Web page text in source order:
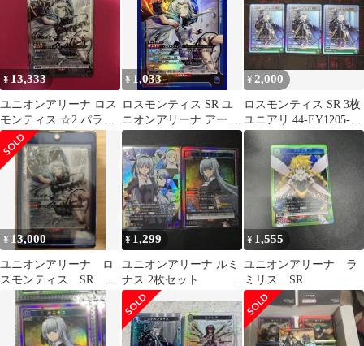
¥ 13,333
ユニオンアリーナ ロス
モンティス ☆2 パラレ
ル
¥ 1,033
ロスモンティス SR ユ
ニオンアリーナ アーク
ナイツ ユニアリ 明日方
舟
¥ 2,000
ロスモンティス SR 3枚
ユニアリ 44-EY1205-
13C
¥ 13,000
ユニオンアリーナ ロ
スモンティス SR 星
¥ 1,299
ユニオンアリーナ ルミ
ナス 2枚セット
¥ 1,555
ユニオンアリーナ ラ
ミリス SR